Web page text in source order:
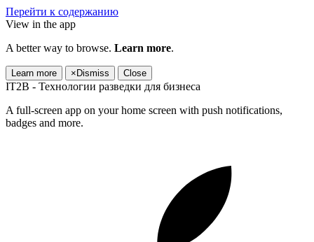
Перейти к содержанию
View in the app
A better way to browse. Learn more.
Learn more × Dismiss Close
IT2B - Технологии разведки для бизнеса
A full-screen app on your home screen with push notifications,
badges and more.